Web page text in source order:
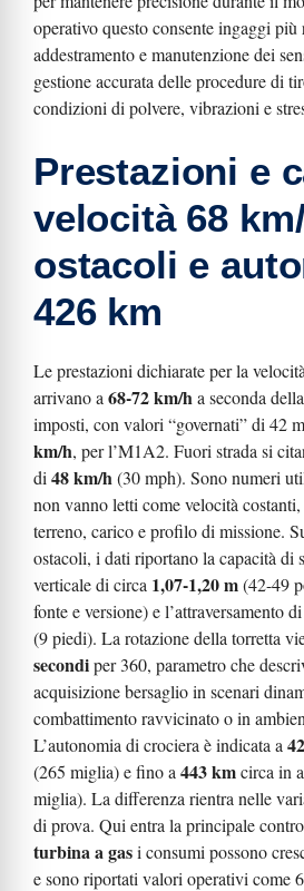
operativo questo consente ingaggi
addestramento e manutenzione dei
gestione accurata delle procedure di
condizioni di polvere, vibrazioni e
Prestazioni e
velocità 68
ostacoli e
426 km
Le prestazioni dichiarate per la
arrivano a 68-72 km/ha seconda
imposti, con valori “governati” di 42
km/h, per l’M1A2. Fuori strada si
di 48 km/h(30 mph). Sono numeri
non vanno letti come velocità
terreno, carico e profilo di missione.
ostacoli, i dati riportano la capacità di
verticale di circa 1,07-1,20 m(42-49
fonte e versione) e l’attraversamento
(9 piedi). La rotazione della torretta
secondiper 360, parametro che
acquisizione bersaglio in scenari
combattimento ravvicinato o in
L’autonomia di crociera è indicata a
(265 miglia) e fino a 443 kmcirca in
miglia). La differenza rientra nelle
di prova. Qui entra la principale
turbina a gasi consumi possono
e sono riportati valori operativi come